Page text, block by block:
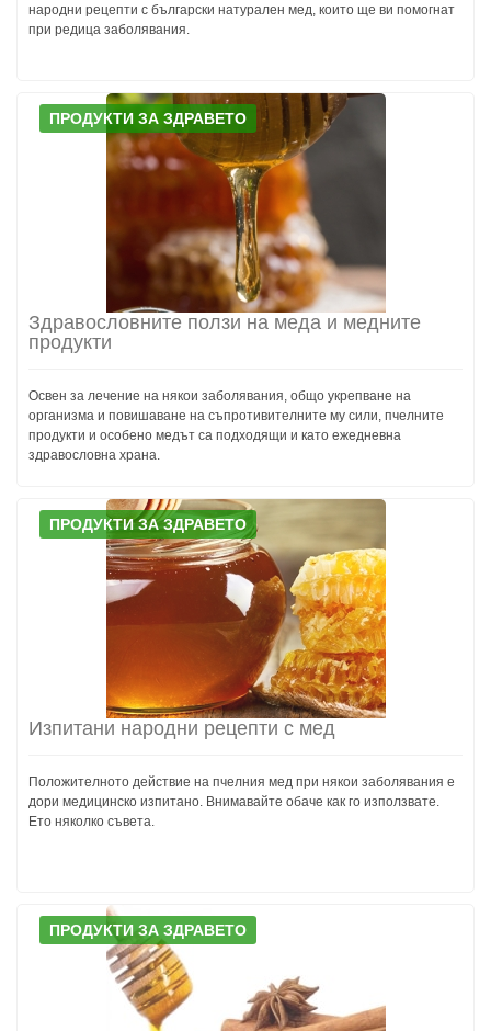
народни рецепти с български натурален мед, които ще ви помогнат
при редица заболявания.
ПРОДУКТИ ЗА ЗДРАВЕТО
Здравословните ползи на меда и медните
продукти
Освен за лечение на някои заболявания, общо укрепване на
организма и повишаване на съпротивителните му сили, пчелните
продукти и особено медът са подходящи и като ежедневна
здравословна храна.
ПРОДУКТИ ЗА ЗДРАВЕТО
Изпитани народни рецепти с мед
Положителното действие на пчелния мед при някои заболявания е
дори медицинско изпитано. Внимавайте обаче как го използвате.
Ето няколко съвета.
ПРОДУКТИ ЗА ЗДРАВЕТО